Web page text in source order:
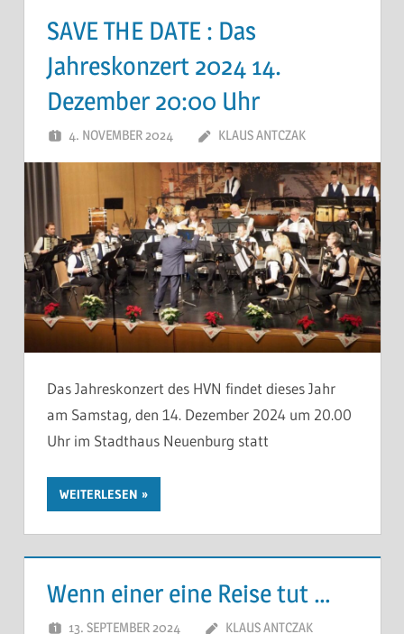
SAVE THE DATE : Das
Jahreskonzert 2024 14.
Dezember 20:00 Uhr
4. NOVEMBER 2024 KLAUS ANTCZAK
Das Jahreskonzert des HVN findet dieses Jahr
am Samstag, den 14. Dezember 2024 um 20.00
Uhr im Stadthaus Neuenburg statt
WEITERLESEN
Wenn einer eine Reise tut …
13. SEPTEMBER 2024 KLAUS ANTCZAK